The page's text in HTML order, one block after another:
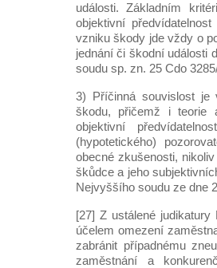
události. Základním
objektivní
vzniku škody jde vždy o
jednání či škodní události
soudu sp. zn. 25 Cdo
3) Příčinná souvislost je
škodu, přičemž i teorie
objektivní
(hypotetického)
obecné zkušenosti,
škůdce a jeho
Nejvyššího soudu ze dne
[27] Z ustálené
účelem omezení
zabránit případnému
zaměstnání a